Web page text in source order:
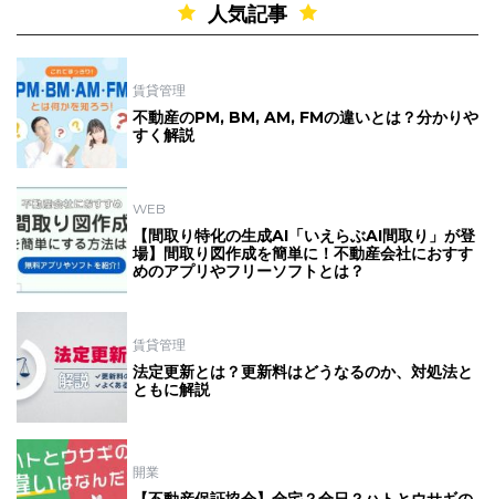
人気記事
賃貸管理
不動産のPM, BM, AM, FMの違いとは？分かりや
すく解説
WEB
【間取り特化の生成AI「いえらぶAI間取り」が登
場】間取り図作成を簡単に！不動産会社におすす
めのアプリやフリーソフトとは？
賃貸管理
法定更新とは？更新料はどうなるのか、対処法と
ともに解説
開業